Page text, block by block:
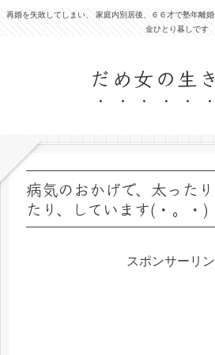
再婚を失敗してしまい、 家庭内別居後、６６才で塾年離
金ひとり暮しです
だめ女の生
病気のおかげで、太った
たり、しています(・。・)
スポンサーリ